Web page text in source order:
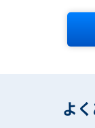
よ